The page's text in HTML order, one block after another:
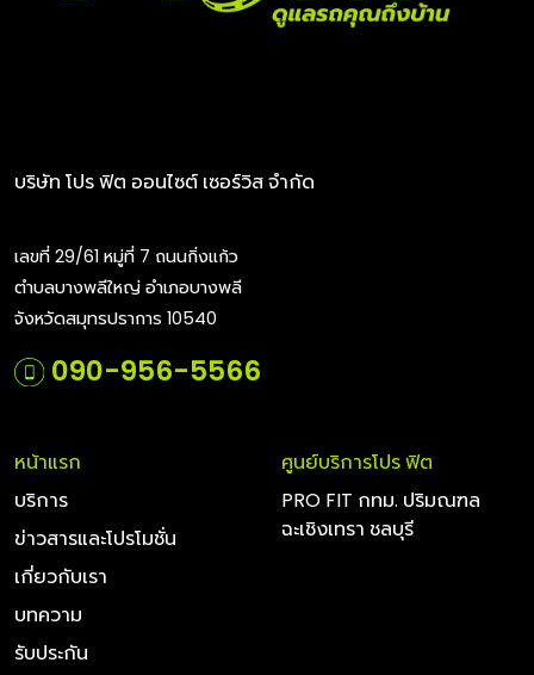
บริษัท โปร ฟิต ออนไซต์ เซอร์วิส จำกัด
เลขที่ 29/61 หมู่ที่ 7 ถนนกิ่งแก้ว
ตำบลบางพลีใหญ่ อำเภอบางพลี
จังหวัดสมุทรปราการ 10540
090-956-5566
หน้าแรก
บริการ
ข่าวสารและโปรโมชั่น
เกี่ยวกับเรา
บทความ
รับประกัน
ศูนย์บริการโปร ฟิต
PRO FIT กทม. ปริมณฑล
ฉะเชิงเทรา ชลบุรี